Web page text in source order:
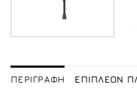
ΠΕΡΙΓΡΑΦΉ ΕΠΙΠΛΈΟΝ